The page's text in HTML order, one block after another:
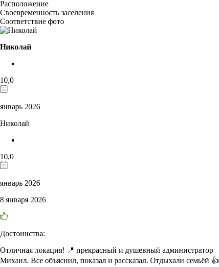
Расположение
Своевременность заселения
Соответствие фото
Николай
10,0
январь 2026
Николай
10,0
январь 2026
8 января 2026
Достоинства:
Отличная локация! 📍 прекрасный и душевный администратор
Михаил. Все объяснил, показал и рассказал. Отдыхали семьёй 👍